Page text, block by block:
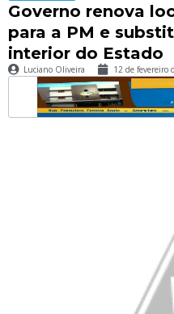
Governo renova
para a PM e
interior do Estado
Luciano Oliveira 12 de fevereiro